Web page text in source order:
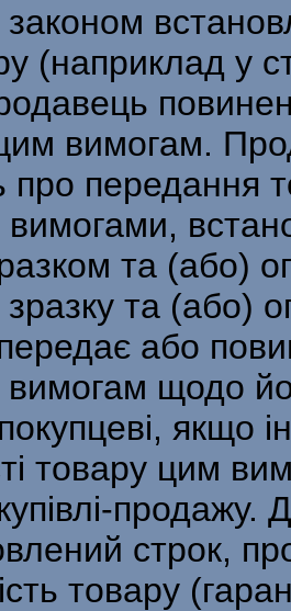
(наприклад у
вимогам.
передання
вимогами,
та (або)
зразку та (або)
або
вимогам щодо
якщо
товару цим
строк,
товару